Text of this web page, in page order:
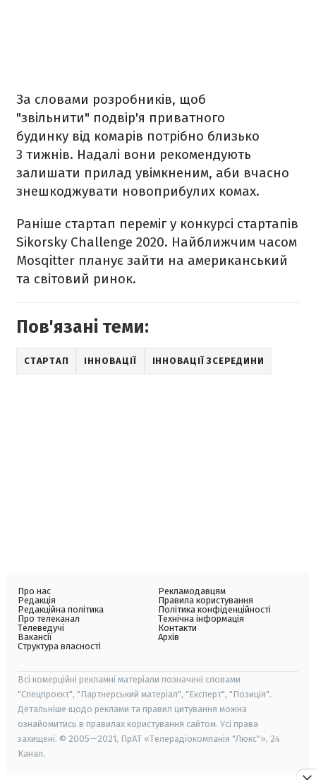
За словами розробників, щоб
"звільнити" подвір'я приватного
будинку від комарів потрібно близько
3 тижнів. Надалі вони рекомендують
залишати прилад увімкненим, аби вчасно
знешкоджувати новоприбулих комах.
Раніше стартап переміг у конкурсі стартапів
Sikorsky Challenge 2020. Найближчим часом
Mosqitter планує зайти на американський
та світовий ринок.
Пов'язані теми:
СТАРТАП ІННОВАЦІЇ ІННОВАЦІЇ ЗСЕРЕДИНИ
Про нас
Редакція
Редакційна політика
Про телеканал
Телеведучі
Вакансії
Структура власності
Рекламодавцям
Правила користування
Політика конфіденційності
Технічна інформація
Контакти
Архів
Всі комерційні рекламні матеріали позначені словами
"Спецпроєкт", "Партнерський матеріал", "Експерт", "Позиція".
Детальніше щодо реклами та правил цитування можна
ознайомитись в правилах користування сайтом. Усі права
захищені. © 2005—2021, ПрАТ «Телерадіокомпанія "Люкс"», 24
Канал.